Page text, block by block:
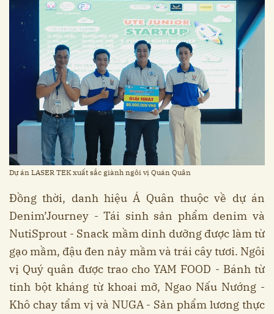
Dự án LASER TEK xuất sắc giành ngôi vị Quán Quân
Đồng thời, danh hiệu Á Quân thuộc về dự án
Denim’Journey - Tái sinh sản phẩm denim và
NutiSprout - Snack mầm dinh dưỡng được làm từ
gạo mầm, đậu đen nảy mầm và trái cây tươi. Ngôi
vị Quý quân được trao cho YAM FOOD - Bánh từ
tinh bột kháng từ khoai mỡ, Ngao Nấu Nướng -
Khô chay tẩm vị và NUGA - Sản phẩm lương thực